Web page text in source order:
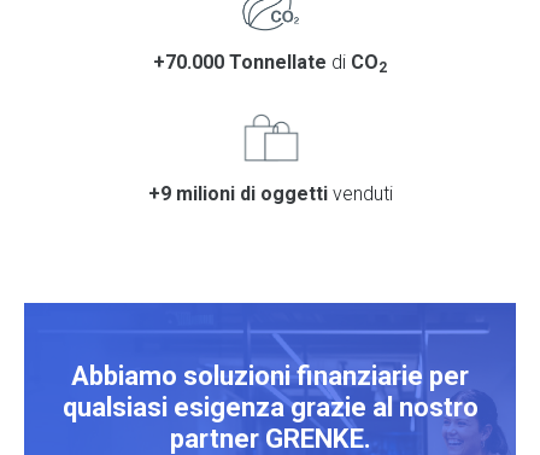
+70.000 Tonnellate di CO2
+9 milioni di oggetti venduti
Abbiamo soluzioni finanziarie per
qualsiasi esigenza grazie al nostro
partner GRENKE.